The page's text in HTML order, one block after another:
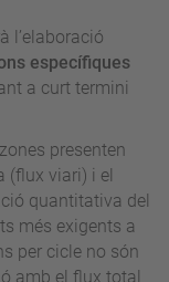
l’elaboració
específiques
a curt termini
presenten
(flux viari) i el
quantitativa del
més exigents a
per cicle no són
amb el flux total